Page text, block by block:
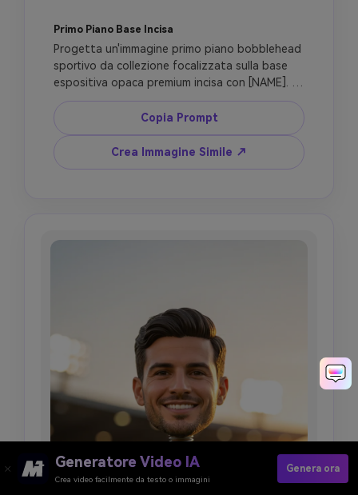
Primo Piano Base Incisa
Progetta un'immagine primo piano bobblehead
sportivo da collezione focalizzata sulla base
espositiva opaca premium incisa con [NAME].
Includi texture erba realistica, pallone da calcio
sotto un piede, scarpe dettagliate, calzettoni
calcio puliti e corpo bobblehead resina
lucidato. Preserva la somiglianza facciale della
persona di riferimento sulla testa
Copia Prompt
Crea Immagine Simile ↗
Generatore Video IA
Crea video facilmente da testo o immagini
Genera ora